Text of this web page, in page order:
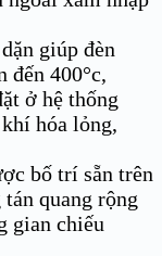
giúp đèn
đến 400°c,
ở hệ thống
hóa lỏng,
bố trí sẵn trên
tán quang rộng
gian chiếu